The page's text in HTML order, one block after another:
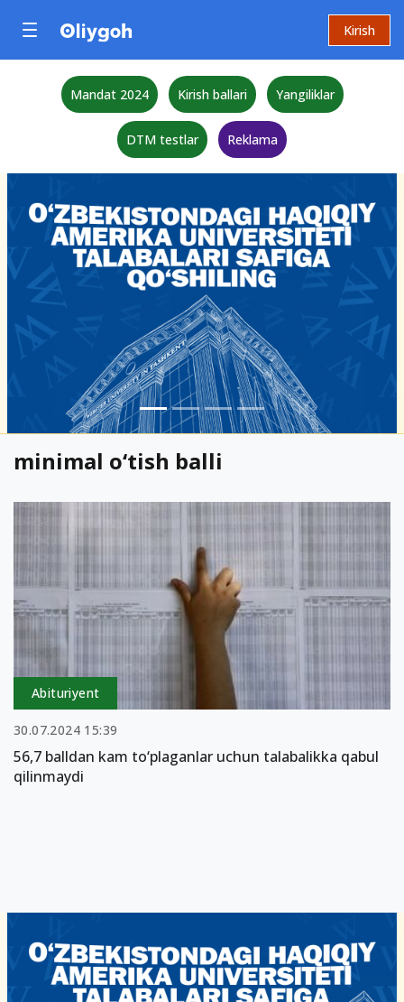
Kirish
Mandat 2024 Kirish ballari Yangiliklar
DTM testlar Reklama
minimal o‘tish balli
Abituriyent
30.07.2024 15:39
56,7 balldan kam to‘plaganlar uchun talabalikka qabul
qilinmaydi